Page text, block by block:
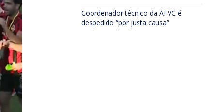
Coordenador técnico da AFVC é
despedido “por justa causa”